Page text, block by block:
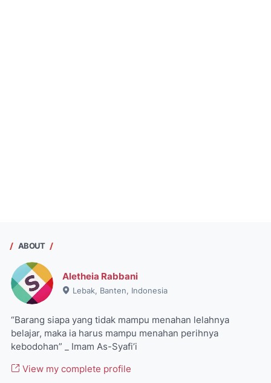
ABOUT
Aletheia Rabbani
Lebak, Banten, Indonesia
“Barang siapa yang tidak mampu menahan lelahnya
belajar, maka ia harus mampu menahan perihnya
kebodohan” _ Imam As-Syafi’i
View my complete profile